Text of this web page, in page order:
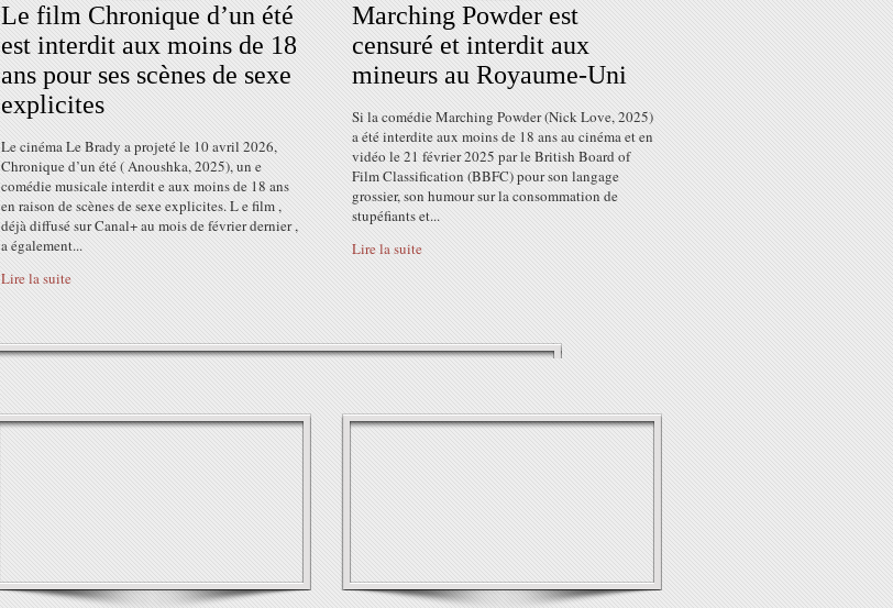
Le film Chronique d’un été
est interdit aux moins de 18
ans pour ses scènes de sexe
explicites
Le cinéma Le Brady a projeté le 10 avril 2026,
Chronique d’un été ( Anoushka, 2025), un e
comédie musicale interdit e aux moins de 18 ans
en raison de scènes de sexe explicites. L e film ,
déjà diffusé sur Canal+ au mois de février dernier ,
a également...
Lire la suite
Marching Powder est
censuré et interdit aux
mineurs au Royaume-Uni
Si la comédie Marching Powder (Nick Love, 2025)
a été interdite aux moins de 18 ans au cinéma et en
vidéo le 21 février 2025 par le British Board of
Film Classification (BBFC) pour son langage
grossier, son humour sur la consommation de
stupéfiants et...
Lire la suite